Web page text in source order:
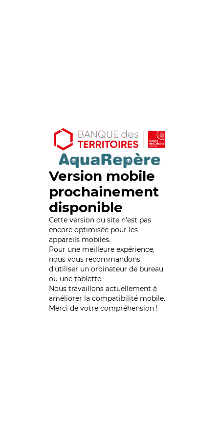
Version mobile
prochainement
disponible
Cette version du site n’est pas
encore optimisée pour les
appareils mobiles.
Pour une meilleure expérience,
nous vous recommandons
d'utiliser un ordinateur de bureau
ou une tablette.
Nous travaillons actuellement à
améliorer la compatibilité mobile.
Merci de votre compréhension !